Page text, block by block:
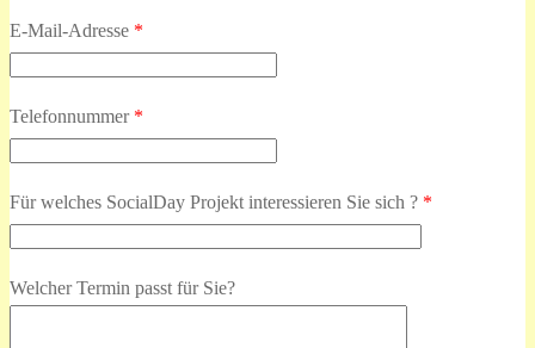
E-Mail-Adresse *
Telefonnummer *
Für welches SocialDay Projekt interessieren Sie sich ? *
Welcher Termin passt für Sie?